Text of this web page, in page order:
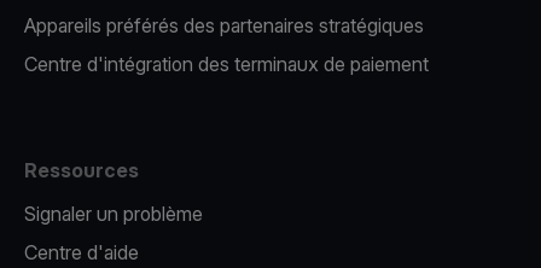
Appareils préférés des partenaires stratégiques
Centre d'intégration des terminaux de paiement
Ressources
Signaler un problème
Centre d'aide